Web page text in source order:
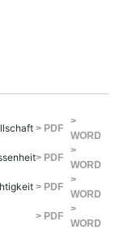
> PDF
>
WORD
> PDF
>
WORD
> PDF
>
WORD
> PDF
>
WORD